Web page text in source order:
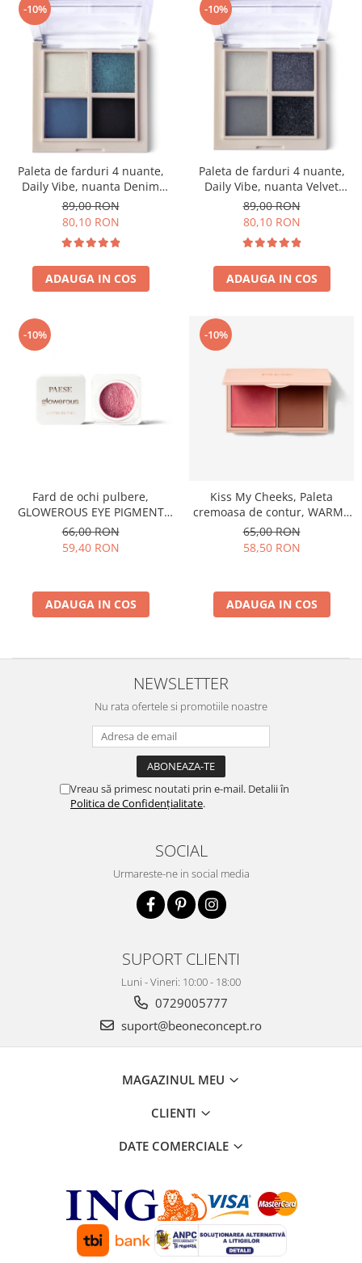
-10%
Paleta de farduri 4 nuante,
Daily Vibe, nuanta Denim
Mood 05 - 5,5g
89,00 RON
80,10 RON
ADAUGA IN COS
-10%
Paleta de farduri 4 nuante,
Daily Vibe, nuanta Velvet
Smokey 06 - 5,5g
89,00 RON
80,10 RON
ADAUGA IN COS
-10%
Fard de ochi pulbere,
GLOWEROUS EYE PIGMENT
GOLD ROSE 12m
66,00 RON
59,40 RON
ADAUGA IN COS
-10%
Kiss My Cheeks, Paleta
cremoasa de contur, WARM -
15 g
65,00 RON
58,50 RON
ADAUGA IN COS
NEWSLETTER
Nu rata ofertele si promotiile noastre
Vreau să primesc noutati prin e-mail. Detalii în
Politica de Confidențialitate.
SOCIAL
Urmareste-ne in social media
SUPORT CLIENTI
Luni - Vineri: 10:00 - 18:00
0729005777
suport@beoneconcept.ro
MAGAZINUL MEU
CLIENTI
DATE COMERCIALE